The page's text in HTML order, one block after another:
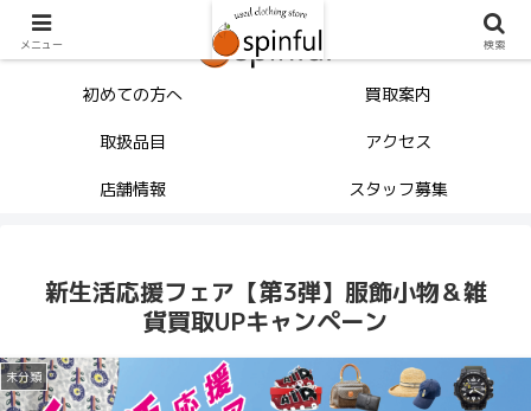
初めての方へ 買取案内
取扱品目 アクセス
店舗情報 スタッフ募集
新生活応援フェア【第3弾】服飾小物＆雑
貨買取UPキャンペーン
未分類
メニュー 検索